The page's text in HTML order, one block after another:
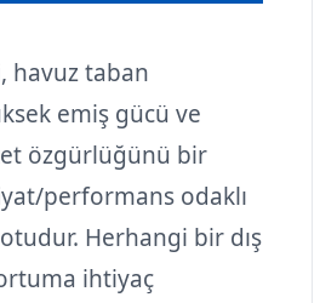
, havuz taban
emiş gücü ve
özgürlüğünü bir
performans odaklı
Herhangi bir dış
ihtiyaç